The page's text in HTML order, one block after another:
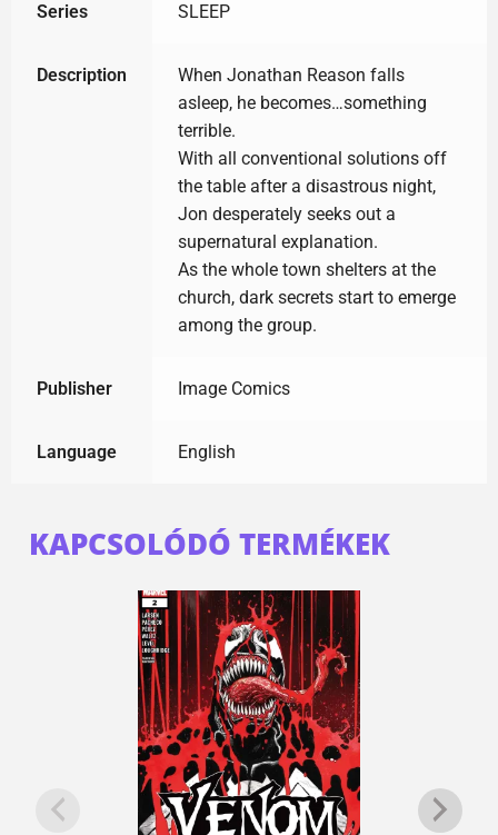
Series SLEEP
Description
When Jonathan Reason falls
asleep, he becomes…something
terrible.
With all conventional solutions off
the table after a disastrous night,
Jon desperately seeks out a
supernatural explanation.
As the whole town shelters at the
church, dark secrets start to emerge
among the group.
Publisher Image Comics
Language English
KAPCSOLÓDÓ TERMÉKEK